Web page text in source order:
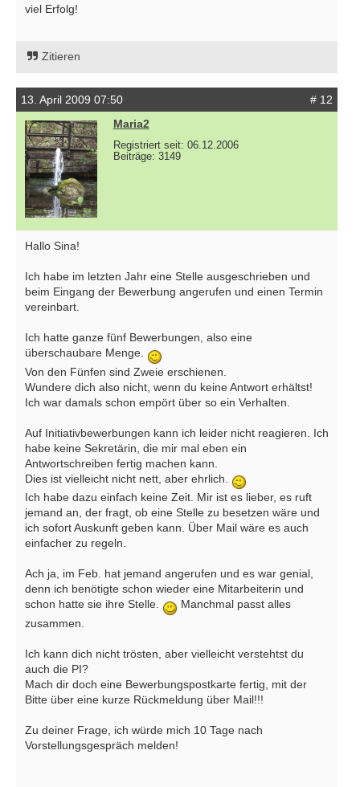
viel Erfolg!
Zitieren
13. April 2009 07:50
# 12
Maria2
Registriert seit: 06.12.2006
Beiträge: 3149
Hallo Sina!
Ich habe im letzten Jahr eine Stelle ausgeschrieben und
beim Eingang der Bewerbung angerufen und einen Termin
vereinbart.
Ich hatte ganze fünf Bewerbungen, also eine
überschaubare Menge.
Von den Fünfen sind Zweie erschienen.
Wundere dich also nicht, wenn du keine Antwort erhältst!
Ich war damals schon empört über so ein Verhalten.
Auf Initiativbewerbungen kann ich leider nicht reagieren. Ich
habe keine Sekretärin, die mir mal eben ein
Antwortschreiben fertig machen kann.
Dies ist vielleicht nicht nett, aber ehrlich.
Ich habe dazu einfach keine Zeit. Mir ist es lieber, es ruft
jemand an, der fragt, ob eine Stelle zu besetzen wäre und
ich sofort Auskunft geben kann. Über Mail wäre es auch
einfacher zu regeln.
Ach ja, im Feb. hat jemand angerufen und es war genial,
denn ich benötigte schon wieder eine Mitarbeiterin und
schon hatte sie ihre Stelle.
Manchmal passt alles
zusammen.
Ich kann dich nicht trösten, aber vielleicht verstehtst du
auch die PI?
Mach dir doch eine Bewerbungspostkarte fertig, mit der
Bitte über eine kurze Rückmeldung über Mail!!!
Zu deiner Frage, ich würde mich 10 Tage nach
Vorstellungsgespräch melden!